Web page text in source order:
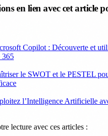
en lien avec cet article
Copilot : Découverte et
365
le SWOT et le PESTEL
l’Intelligence Artificielle
lecture avec ces articles :